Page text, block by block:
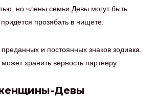
но члены семьи Девы могут быть
прозябать в нищете.
и постоянных знаков зодиака.
хранить верность партнеру.
Девы